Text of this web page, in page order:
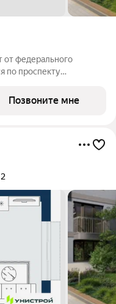
от федерального
по проспекту
5 минут ходьбы до 3
Легко
Позвоните мне